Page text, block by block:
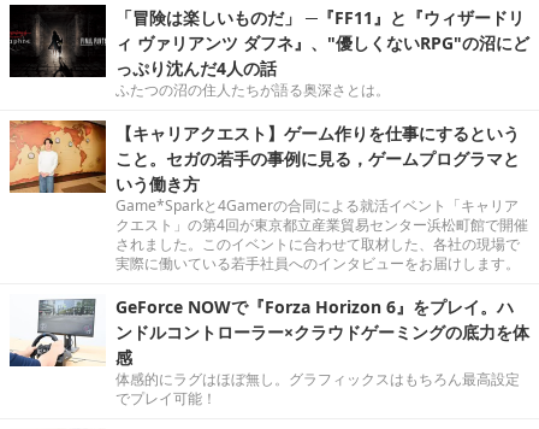
「冒険は楽しいものだ」 ─『FF11』と『ウィザードリ
ィ ヴァリアンツ ダフネ』、"優しくないRPG"の沼にど
っぷり沈んだ4人の話
ふたつの沼の住人たちが語る奥深さとは。
【キャリアクエスト】ゲーム作りを仕事にするという
こと。セガの若手の事例に見る，ゲームプログラマと
いう働き方
Game*Sparkと4Gamerの合同による就活イベント「キャリア
クエスト」の第4回が東京都立産業貿易センター浜松町館で開催
されました。このイベントに合わせて取材した、各社の現場で
実際に働いている若手社員へのインタビューをお届けします。
GeForce NOWで『Forza Horizon 6』をプレイ。ハ
ンドルコントローラー×クラウドゲーミングの底力を体
感
体感的にラグはほぼ無し。グラフィックスはもちろん最高設定
でプレイ可能！